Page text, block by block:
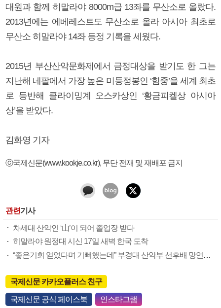
대원과 함께 히말라야 8000m급 13좌를 무산소로 올랐다.
2013년에는 에베레스트도 무산소로 올라 아시아 최초로
무산소 히말라야 14좌 등정 기록을 세웠다.
2015년 부산산악문화제에서 금정대상을 받기도 한 그는
지난해 네팔에서 가장 높은 미등정봉인 ‘힘중’을 세계 최초
로 등반해 클라이밍계 오스카상인 ‘황금피켈상 아시아
상’을 받았다.
김화영 기자
ⓒ국제신문(www.kookje.co.kr), 무단 전재 및 재배포 금지
관련기사
차세대 산악인 ‘山’이 되어 졸업장 받다
히말라야 원정대 시신 17일 새벽 한국 도착
“좋은기회 얻었다며 기뻐했는데” 부경대 산악부 선후배 망연자실
국제신문 카카오플러스 친구
국제신문 공식 페이스북 인스타그램